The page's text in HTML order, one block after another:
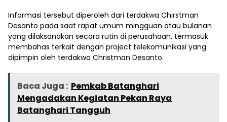
Informasi tersebut diperoleh dari terdakwa Chirstman
Desanto pada saat rapat umum mingguan atau bulanan
yang dilaksanakan secara rutin di perusahaan, termasuk
membahas terkait dengan project telekomunikasi yang
dipimpin oleh terdakwa Christman Desanto.
Baca Juga : Pemkab Batanghari
Mengadakan Kegiatan Pekan Raya
Batanghari Tangguh